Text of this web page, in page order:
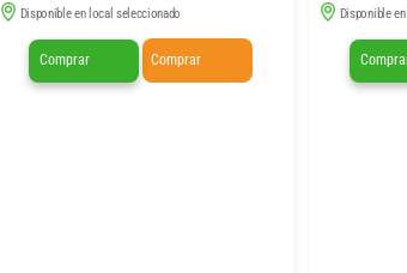
Disponible en local seleccionado
Comprar Comprar
Disponible